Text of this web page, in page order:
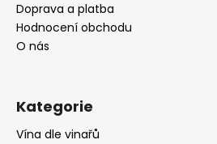
Doprava a platba
Hodnocení obchodu
O nás
Kategorie
Vína dle vinařů